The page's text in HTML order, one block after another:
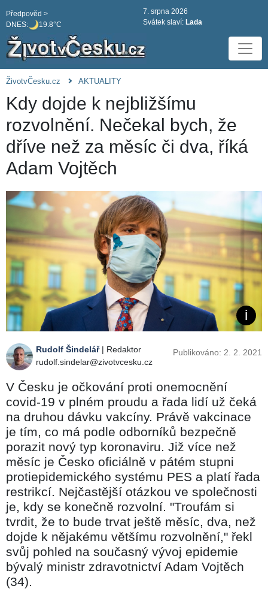
DNES: 19.8°C
Předpověd >
7. srpna 2026
Svátek slaví: Lada
ŽivotvČesku.cz AKTUALITY
Kdy dojde k nejbližšímu
rozvolnění. Nečekal bych, že
dříve než za měsíc či dva, říká
Adam Vojtěch
Rudolf Šindelář| Redaktor
rudolf.sindelar@zivotvcesku.cz
Publikováno: 2. 2. 2021
V Česku je očkování proti onemocnění
covid-19 v plném proudu a řada lidí už čeká
na druhou dávku vakcíny. Právě vakcinace
je tím, co má podle odborníků bezpečně
porazit nový typ koronaviru. Již více než
měsíc je Česko oficiálně v pátém stupni
protiepidemického systému PES a platí řada
restrikcí. Nejčastější otázkou ve společnosti
je, kdy se konečně rozvolní. "Troufám si
tvrdit, že to bude trvat ještě měsíc, dva, než
dojde k nějakému většímu rozvolnění," řekl
svůj pohled na současný vývoj epidemie
bývalý ministr zdravotnictví Adam Vojtěch
(34).